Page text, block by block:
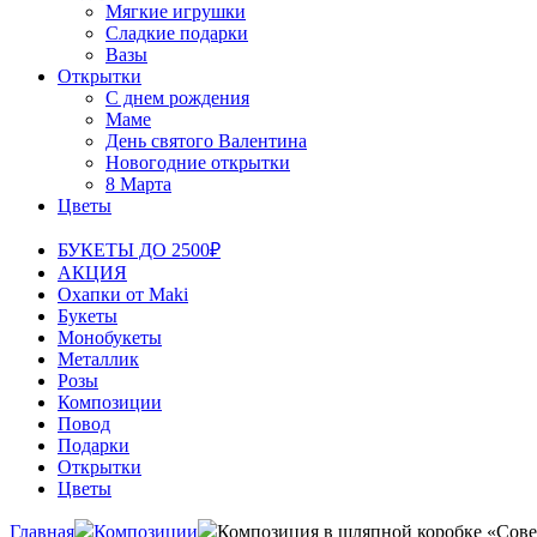
Мягкие игрушки
Сладкие подарки
Вазы
Открытки
С днем рождения
Маме
День святого Валентина
Новогодние открытки
8 Марта
Цветы
БУКЕТЫ ДО 2500₽
АКЦИЯ
Охапки от Maki
Букеты
Монобукеты
Металлик
Розы
Композиции
Повод
Подарки
Открытки
Цветы
Главная Композиции Композиция в шляпной коробке